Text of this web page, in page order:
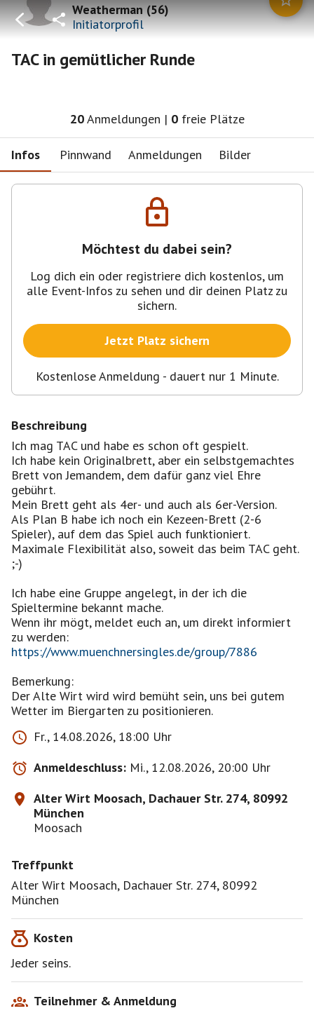
Weatherman(56)
Initiatorprofil
TAC in gemütlicher Runde
20Anmeldungen | 0 freie Plätze
Infos Pinnwand Anmeldungen Bilder
Möchtest du dabei sein?
Log dich ein oder registriere dich kostenlos, um
alle Event-Infos zu sehen und dir deinen Platz zu
sichern.
Jetzt Platz sichern
Kostenlose Anmeldung - dauert nur 1 Minute.
Beschreibung
Ich mag TAC und habe es schon oft gespielt.
Ich habe kein Originalbrett, aber ein selbstgemachtes
Brett von Jemandem, dem dafür ganz viel Ehre
gebührt.
Mein Brett geht als 4er- und auch als 6er-Version.
Als Plan B habe ich noch ein Kezeen-Brett (2-6
Spieler), auf dem das Spiel auch funktioniert.
Maximale Flexibilität also, soweit das beim TAC geht.
;-)
Ich habe eine Gruppe angelegt, in der ich die
Spieltermine bekannt mache.
Wenn ihr mögt, meldet euch an, um direkt informiert
https://www.muenchnersingles.de/group/7886
Bemerkung:
Der Alte Wirt wird wird bemüht sein, uns bei gutem
Wetter im Biergarten zu positionieren.
Fr., 14.08.2026, 18:00 Uhr
Anmeldeschluss: Mi., 12.08.2026, 20:00 Uhr
Alter Wirt Moosach, Dachauer Str. 274, 80992
München
Moosach
Treffpunkt
Alter Wirt Moosach, Dachauer Str. 274, 80992
München
Kosten
Jeder seins.
Teilnehmer & Anmeldung